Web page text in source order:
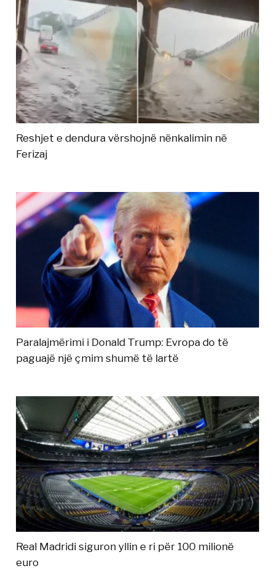
Reshjet e dendura vërshojnë nënkalimin në
Ferizaj
Paralajmërimi i Donald Trump: Evropa do të
paguajë një çmim shumë të lartë
Real Madridi siguron yllin e ri për 100 milionë
euro